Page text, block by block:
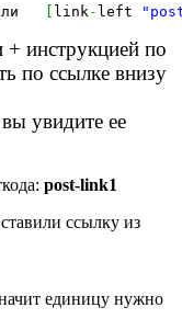
link- left
инструкцией по
по ссылке внизу
увидите ее
post-link1
ссылку из
единицу нужно